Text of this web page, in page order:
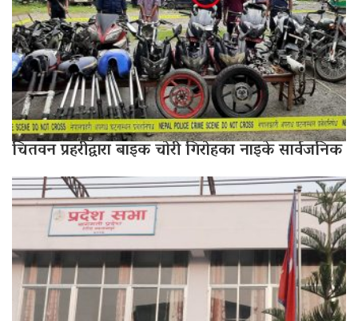
चितवन प्रहरीद्वारा बाइक चोरी गिरोहका नाइके सार्वजनिक